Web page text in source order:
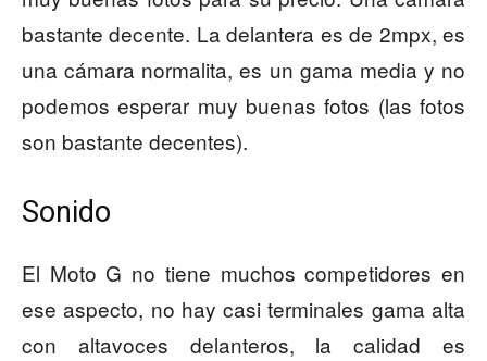
bastante decente. La delantera es de 2mpx, es
una cámara normalita, es un gama media y no
podemos esperar muy buenas fotos (las fotos
son bastante decentes).
Sonido
El Moto G no tiene muchos competidores en
ese aspecto, no hay casi terminales gama alta
con altavoces delanteros, la calidad es